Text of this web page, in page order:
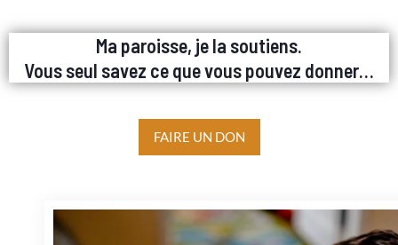
Ma paroisse, je la soutiens.
Vous seul savez ce que vous pouvez donner…
FAIRE UN DON